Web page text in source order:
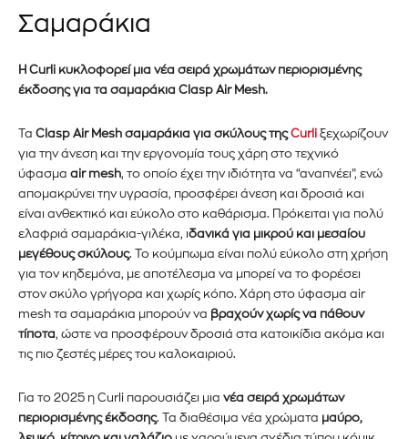
Εγγραφείτε στο Newsletter του
PetshopMarket.gr και
ενημερωθείτε πρώτοι για τα νέα
Σαμαράκια
H Curli κυκλοφορεί μια νέα σειρά χρωμάτων περιορισμένης
έκδοσης για τα σαμαράκια Clasp Air Mesh.
Τα Clasp Air Mesh σαμαράκια για σκύλους τηςCurli ξεχωρίζουν
για την άνεση και την εργονομία τους χάρη στο τεχνικό
ύφασμα airmesh, το οποίο έχει την ιδιότητα να “αναπνέει”, ενώ
απομακρύνει την υγρασία, προσφέρει άνεση και δροσιά και
είναι ανθεκτικό και εύκολο στο καθάρισμα. Πρόκειται για πολύ
ελαφριά σαμαράκια-γιλέκα, ιδανικά για μικρού και μεσαίου
μεγέθους σκύλους. Το κούμπωμα είναι πολύ εύκολο στη χρήση
για τον κηδεμόνα, με αποτέλεσμα να μπορεί να το φορέσει
στον σκύλο γρήγορα και χωρίς κόπο. Χάρη στο ύφασμα air
mesh τα σαμαράκια μπορούν να βραχούν χωρίς να πάθουν
τίποτα, ώστε να προσφέρουν δροσιά στα κατοικίδια ακόμα και
τις πιο ζεστές μέρες του καλοκαιριού.
Για το 2025 η Curli παρουσιάζει μια νέα σειρά χρωμάτων
περιορισμένης έκδοσης. Τα διαθέσιμα νέα χρώματα μαύρο,